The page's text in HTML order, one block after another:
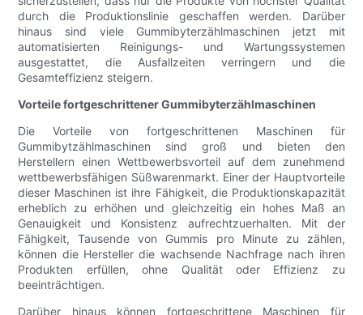
durch die Produktionslinie geschaffen werden. Darüber
hinaus sind viele Gummibyterzählmaschinen jetzt mit
automatisierten Reinigungs- und Wartungssystemen
ausgestattet, die Ausfallzeiten verringern und die
Gesamteffizienz steigern.
Vorteile fortgeschrittener Gummibyterzählmaschinen
Die Vorteile von fortgeschrittenen Maschinen für
Gummibytzählmaschinen sind groß und bieten den
Herstellern einen Wettbewerbsvorteil auf dem zunehmend
wettbewerbsfähigen Süßwarenmarkt. Einer der Hauptvorteile
dieser Maschinen ist ihre Fähigkeit, die Produktionskapazität
erheblich zu erhöhen und gleichzeitig ein hohes Maß an
Genauigkeit und Konsistenz aufrechtzuerhalten. Mit der
Fähigkeit, Tausende von Gummis pro Minute zu zählen,
können die Hersteller die wachsende Nachfrage nach ihren
Produkten erfüllen, ohne Qualität oder Effizienz zu
beeinträchtigen.
Darüber hinaus können fortgeschrittene Maschinen für